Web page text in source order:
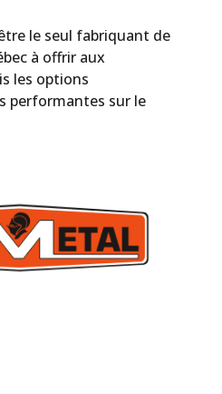
le seul fabriquant de
à offrir aux
les options
performantes sur le